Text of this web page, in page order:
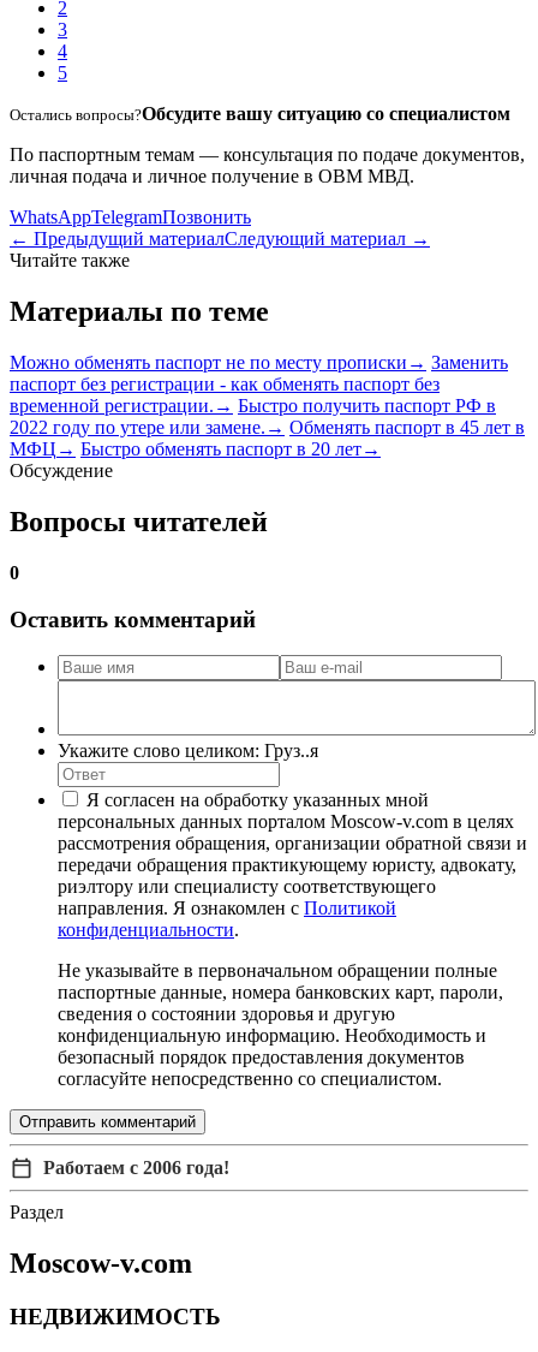
2
3
4
5
Остались вопросы?Обсудите вашу ситуацию со специалистом
По паспортным темам — консультация по подаче документов,
личная подача и личное получение в ОВМ МВД.
WhatsAppTelegramПозвонить
← Предыдущий материалСледующий материал →
Читайте также
Материалы по теме
Можно обменять паспорт не по месту прописки → Заменить
паспорт без регистрации - как обменять паспорт без
временной регистрации. → Быстро получить паспорт РФ в
2022 году по утере или замене. → Обменять паспорт в 45 лет в
МФЦ → Быстро обменять паспорт в 20 лет→
Обсуждение
Вопросы читателей
0
Оставить комментарий
Укажите слово целиком: Груз..я
Я согласен на обработку указанных мной
персональных данных порталом Moscow-v.com в целях
рассмотрения обращения, организации обратной связи и
передачи обращения практикующему юристу, адвокату,
риэлтору или специалисту соответствующего
направления. Я ознакомлен с Политикой
конфиденциальности.
Не указывайте в первоначальном обращении полные
паспортные данные, номера банковских карт, пароли,
сведения о состоянии здоровья и другую
конфиденциальную информацию. Необходимость и
безопасный порядок предоставления документов
согласуйте непосредственно со специалистом.
Отправить комментарий
Работаем с 2006 года!
Раздел
Moscow-v.com
НЕДВИЖИМОСТЬ